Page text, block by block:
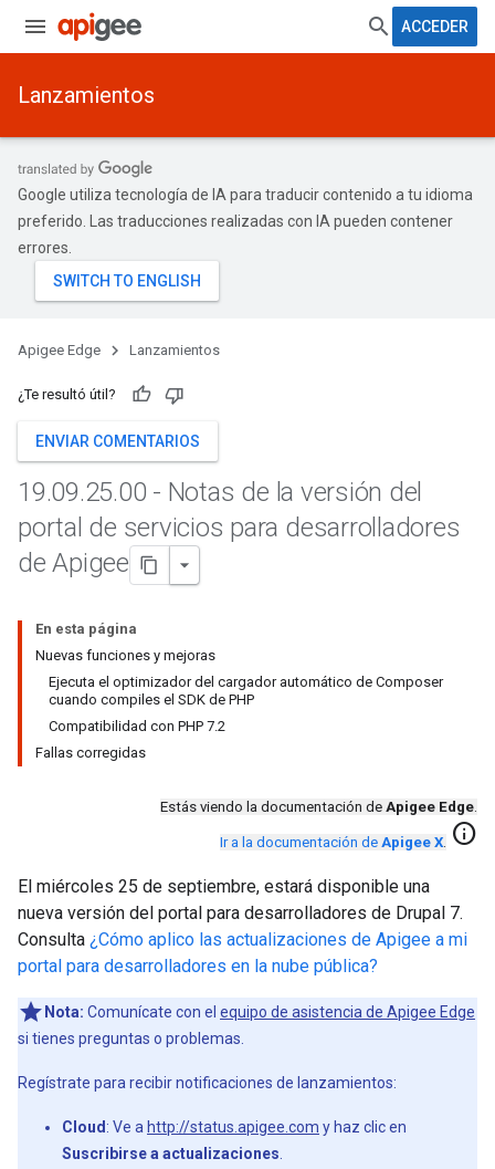
ACCEDER
Lanzamientos
Google utiliza tecnología de IA para traducir contenido a tu idioma
preferido. Las traducciones realizadas con IA pueden contener
errores.
Apigee Edge Lanzamientos
¿Te resultó útil?
ENVIAR COMENTARIOS
19.09.25.00 - Notas de la versión del
portal de servicios para desarrolladores
de Apigee
En esta página
Nuevas funciones y mejoras
Ejecuta el optimizador del cargador automático de Composer
cuando compiles el SDK de PHP
Compatibilidad con PHP 7.2
Fallas corregidas
Estás viendo la documentación de Apigee Edge.
Ir a la documentación de Apigee X. info
El miércoles 25 de septiembre, estará disponible una
nueva versión del portal para desarrolladores de Drupal 7.
Consulta ¿Cómo aplico las actualizaciones de Apigee a mi
portal para desarrolladores en la nube pública?
Nota: Comunícate con el equipo de asistencia de Apigee Edge
si tienes preguntas o problemas.
Regístrate para recibir notificaciones de lanzamientos:
Cloud : Ve a http://status.apigee.com y haz clic en
Suscribirse a actualizaciones